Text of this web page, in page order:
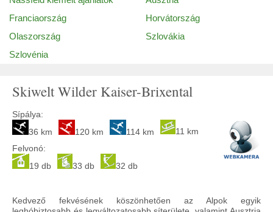
Franciaország
Horvátország
Olaszország
Szlovákia
Szlovénia
Skiwelt Wilder Kaiser-Brixental
Sípálya:
36 km
120 km 114 km
11 km
Felvonó:
19 db
33 db 32 db
Kedvező fekvésének köszönhetően az Alpok egyik